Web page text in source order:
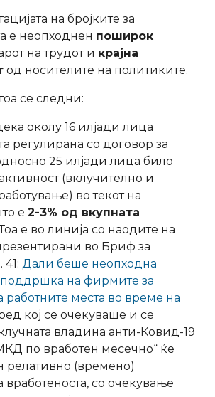
на бројките за
е неопходнен поширок
на трудот и крајна
од носителите на политиките.
се следни:
околу 16 илјади лица
регулирана со договор за
25 илјади лица било
(вклучително и
во текот на
е 2-3% од вкупната
е во линија со наодите на
во Бриф за
Дали беше неопходна
на фирмите за
места во време на
кој се очекуваше и се
владина анти-Ковид-19
по вработен месечно“ ќе
релативно (времено)
со очекување